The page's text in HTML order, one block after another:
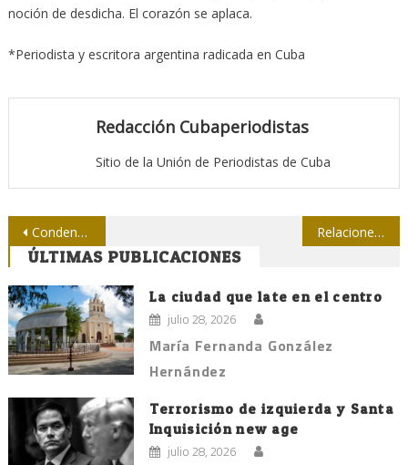
noción de desdicha. El corazón se aplaca.
*Periodista y escritora argentina radicada en Cuba
Redacción Cubaperiodistas
Sitio de la Unión de Periodistas de Cuba
Navegación
de
entradas
Condenan asesinato de tercer periodista en un año en Colombia Relaciones Cuba-EEUU y libertad de prensa
ÚLTIMAS PUBLICACIONES
La ciudad que late en el centro
julio 28, 2026
María Fernanda González
Hernández
Terrorismo de izquierda y Santa
Inquisición new age
julio 28, 2026